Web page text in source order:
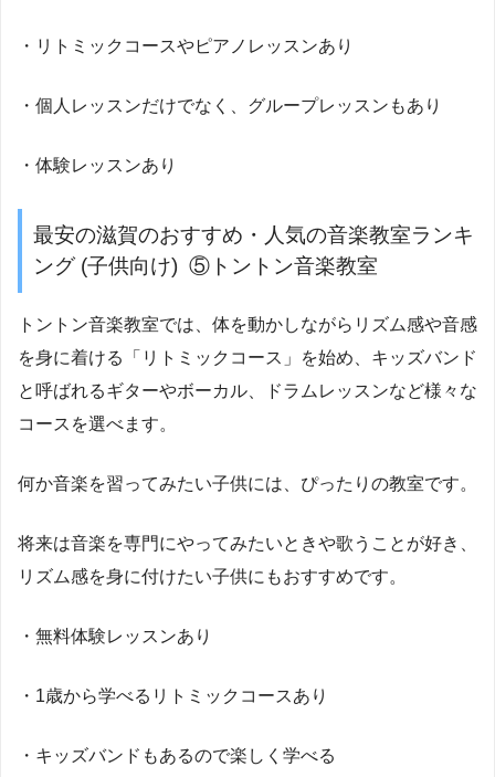
・リトミックコースやピアノレッスンあり
・個人レッスンだけでなく、グループレッスンもあり
・体験レッスンあり
最安の滋賀のおすすめ・人気の音楽教室ランキ
ング (子供向け) ⑤トントン音楽教室
トントン音楽教室では、体を動かしながらリズム感や音感
を身に着ける「リトミックコース」を始め、キッズバンド
と呼ばれるギターやボーカル、ドラムレッスンなど様々な
コースを選べます。
何か音楽を習ってみたい子供には、ぴったりの教室です。
将来は音楽を専門にやってみたいときや歌うことが好き、
リズム感を身に付けたい子供にもおすすめです。
・無料体験レッスンあり
・1歳から学べるリトミックコースあり
・キッズバンドもあるので楽しく学べる